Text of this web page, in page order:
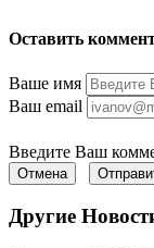
Оставить
Ваше имя
Ваш email
Введите Ваш
Отмена
Другие